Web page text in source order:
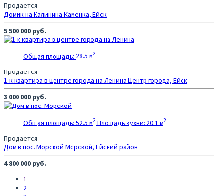
Продается
Домик на Калинина Каменка, Ейск
5 500 000 руб.
Общая площадь: 28.5 м2
Продается
1-к квартира в центре города на Ленина Центр города, Ейск
3 000 000 руб.
Общая площадь: 52.5 м2 Площадь кухни: 20.1 м2
Продается
Дом в пос. Морской Морской, Ейский район
4 800 000 руб.
1
2